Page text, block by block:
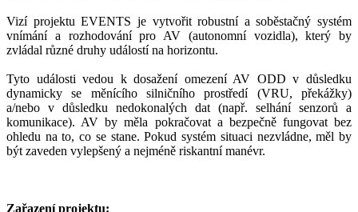
Vizí projektu EVENTS je vytvořit robustní a soběstačný systém
vnímání a rozhodování pro AV (autonomní vozidla), který by
zvládal různé druhy událostí na horizontu.
Tyto události vedou k dosažení omezení AV ODD v důsledku
dynamicky se měnícího silničního prostředí (VRU, překážky)
a/nebo v důsledku nedokonalých dat (např. selhání senzorů a
komunikace). AV by měla pokračovat a bezpečně fungovat bez
ohledu na to, co se stane. Pokud systém situaci nezvládne, měl by
být zaveden vylepšený a nejméně riskantní manévr.
Zařazení projektu: